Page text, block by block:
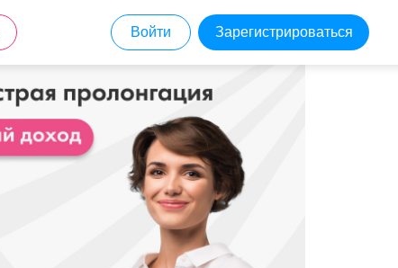
Зарегистрироваться
Войти